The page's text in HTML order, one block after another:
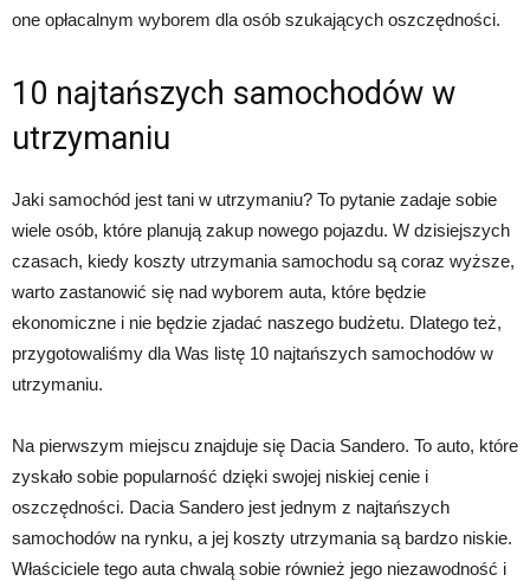
one opłacalnym wyborem dla osób szukających oszczędności.
10 najtańszych samochodów w
utrzymaniu
Jaki samochód jest tani w utrzymaniu? To pytanie zadaje sobie
wiele osób, które planują zakup nowego pojazdu. W dzisiejszych
czasach, kiedy koszty utrzymania samochodu są coraz wyższe,
warto zastanowić się nad wyborem auta, które będzie
ekonomiczne i nie będzie zjadać naszego budżetu. Dlatego też,
przygotowaliśmy dla Was listę 10 najtańszych samochodów w
utrzymaniu.
Na pierwszym miejscu znajduje się Dacia Sandero. To auto, które
zyskało sobie popularność dzięki swojej niskiej cenie i
oszczędności. Dacia Sandero jest jednym z najtańszych
samochodów na rynku, a jej koszty utrzymania są bardzo niskie.
Właściciele tego auta chwalą sobie również jego niezawodność i